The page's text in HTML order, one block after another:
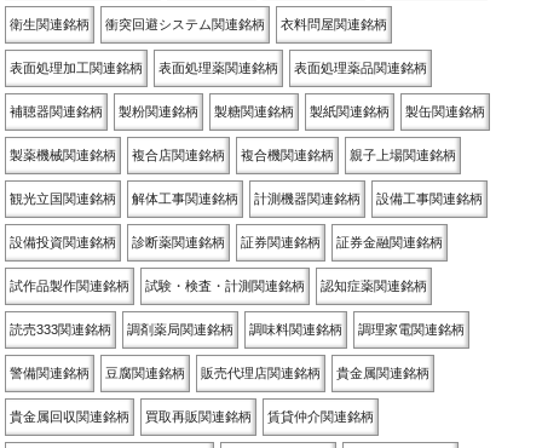
衛生関連銘柄 衝突回避システム関連銘柄 衣料問屋関連銘柄
表面処理加工関連銘柄 表面処理薬関連銘柄 表面処理薬品関連銘柄
補聴器関連銘柄 製粉関連銘柄 製糖関連銘柄 製紙関連銘柄 製缶関連銘柄
製薬機械関連銘柄 複合店関連銘柄 複合機関連銘柄 親子上場関連銘柄
観光立国関連銘柄 解体工事関連銘柄 計測機器関連銘柄 設備工事関連銘柄
設備投資関連銘柄 診断薬関連銘柄 証券関連銘柄 証券金融関連銘柄
試作品製作関連銘柄 試験・検査・計測関連銘柄 認知症薬関連銘柄
読売333関連銘柄 調剤薬局関連銘柄 調味料関連銘柄 調理家電関連銘柄
警備関連銘柄 豆腐関連銘柄 販売代理店関連銘柄 貴金属関連銘柄
貴金属回収関連銘柄 買取再販関連銘柄 賃貸仲介関連銘柄